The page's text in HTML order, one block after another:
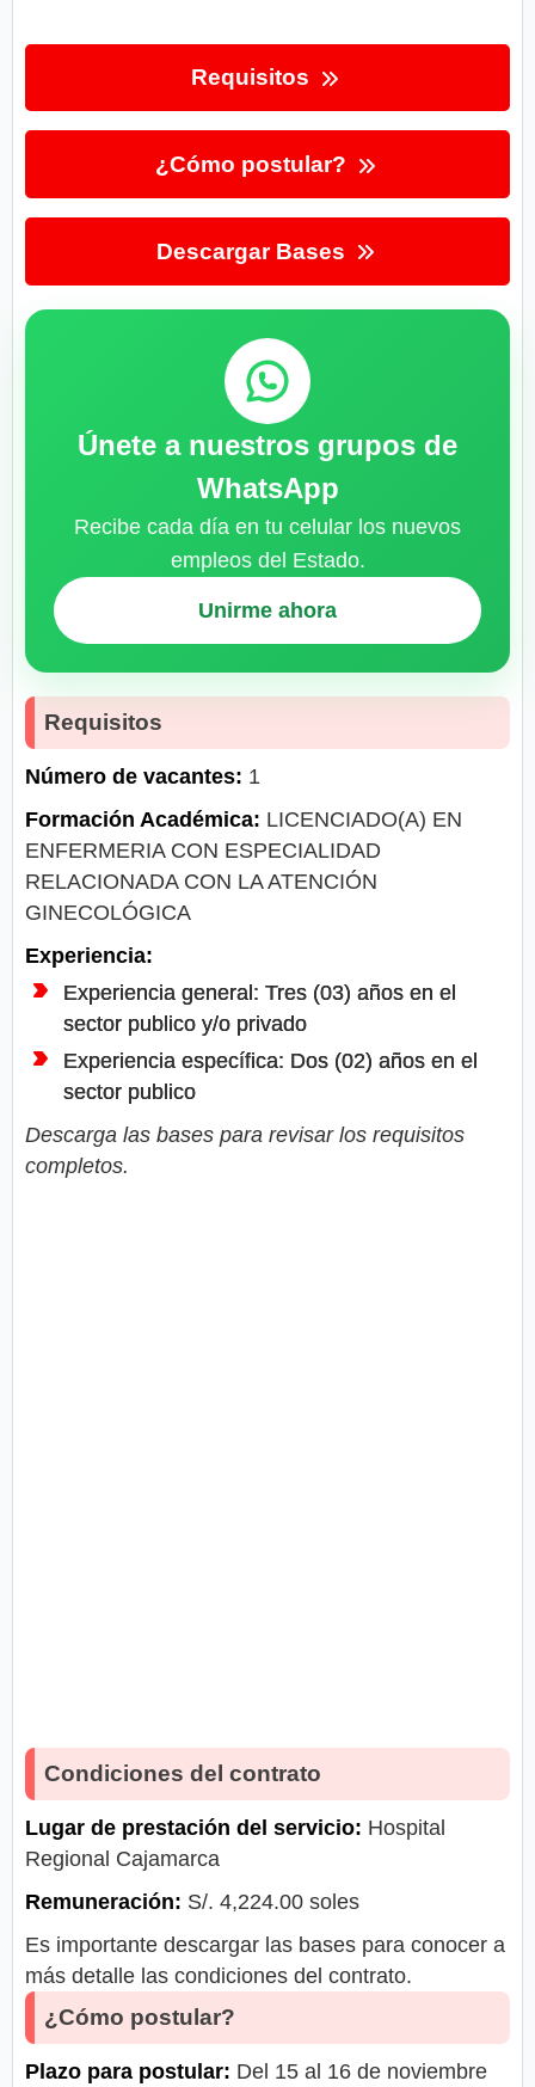
Requisitos
¿Cómo postular?
Descargar Bases
Únete a nuestros grupos de
WhatsApp
Recibe cada día en tu celular los nuevos
empleos del Estado.
Unirme ahora
Requisitos
Número de vacantes: 1
Formación Académica: LICENCIADO(A) EN
ENFERMERIA CON ESPECIALIDAD
RELACIONADA CON LA ATENCIÓN
GINECOLÓGICA
Experiencia:
Experiencia general: Tres (03) años en el
sector publico y/o privado
Experiencia específica: Dos (02) años en el
sector publico
Descarga las bases para revisar los requisitos
completos.
Condiciones del contrato
Lugar de prestación del servicio: Hospital
Regional Cajamarca
Remuneración: S/. 4,224.00 soles
Es importante descargar las bases para conocer a
más detalle las condiciones del contrato.
¿Cómo postular?
Plazo para postular: Del 15 al 16 de noviembre